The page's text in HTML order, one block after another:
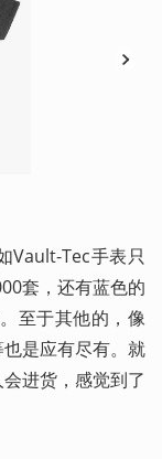
Vault-Tec手表只
套，还有蓝色的
至于其他的，像
是应有尽有。就
进货，感觉到了